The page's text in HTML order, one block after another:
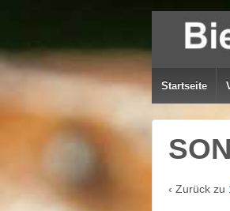
Startseite
‹ Zurück zu